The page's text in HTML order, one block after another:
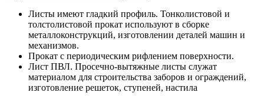
Листы имеют гладкий профиль. Тонколистовой и
толстолистовой прокат используют в сборке
металлоконструкций, изготовлении деталей машин и
механизмов.
Прокат с периодическим рифлением поверхности.
Лист ПВЛ. Просечно-вытяжные листы служат
материалом для строительства заборов и ограждений,
изготовление решеток, ступеней, настила